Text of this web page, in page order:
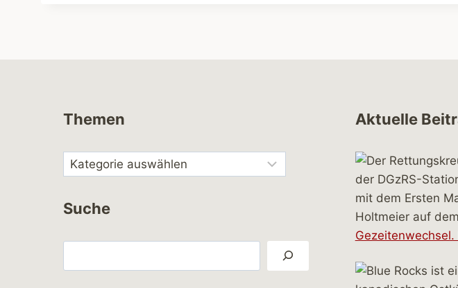
Themen
Suche
Aktuelle